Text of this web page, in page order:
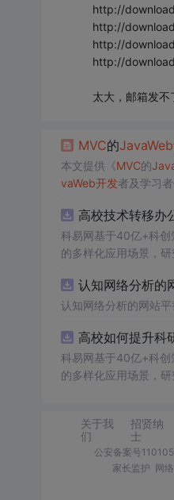
http://
http://
http://
http://
太大，邮箱发不
MVC的JavaWeb
本文提供《MVC的
vaWeb开发者及学习者
高校技术转移办
科易网基于40亿+科创
的多样化应用场景，
认知网络分析的
认知网络分析的网站平
高校如何提升科
科易网基于40亿+科创
的多样化应用场景，
关于我
们
招贤纳
士
公安备案号
家长监护 网